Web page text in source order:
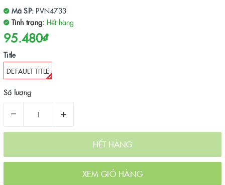
Mã SP: PVN4733
Tình trạng: Hết hàng
95.480₫
Title
DEFAULT TITLE
Số lượng
– +
HẾT HÀNG
XEM GIỎ HÀNG